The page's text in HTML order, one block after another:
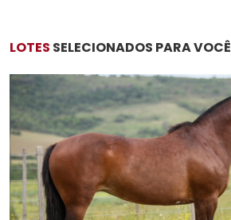
LOTES SELECIONADOS PARA VOCÊ